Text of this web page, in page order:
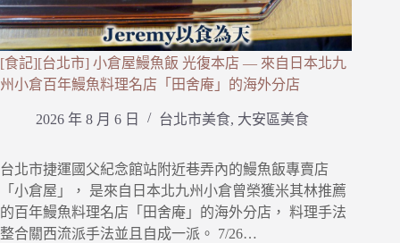
[食記][台北市] 小倉屋鰻魚飯 光復本店 — 來自日本北九
州小倉百年鰻魚料理名店「田舍庵」的海外分店
2026 年 8 月 6 日 台北市美食, 大安區美食
台北市捷運國父紀念館站附近巷弄內的鰻魚飯專賣店
「小倉屋」， 是來自日本北九州小倉曾榮獲米其林推薦
的百年鰻魚料理名店「田舍庵」的海外分店， 料理手法
整合關西流派手法並且自成一派。 7/26…